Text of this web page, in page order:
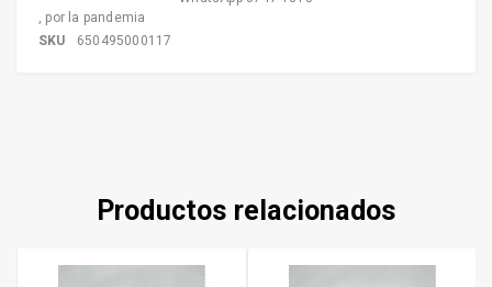
, por la pandemia
SKU
650495000117
Productos relacionados